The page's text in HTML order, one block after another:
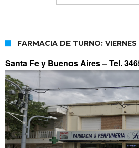
FARMACIA DE TURNO:
Santa Fe y Buenos Aires –Tel.